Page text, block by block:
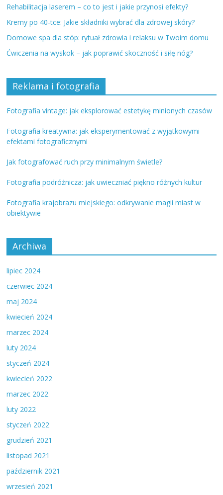
Rehabilitacja laserem – co to jest i jakie przynosi efekty?
Kremy po 40-tce: Jakie składniki wybrać dla zdrowej skóry?
Domowe spa dla stóp: rytuał zdrowia i relaksu w Twoim domu
Ćwiczenia na wyskok – jak poprawić skoczność i siłę nóg?
Reklama i fotografia
Fotografia vintage: jak eksplorować estetykę minionych czasów
Fotografia kreatywna: jak eksperymentować z wyjątkowymi
efektami fotograficznymi
Jak fotografować ruch przy minimalnym świetle?
Fotografia podróżnicza: jak uwieczniać piękno różnych kultur
Fotografia krajobrazu miejskiego: odkrywanie magii miast w
obiektywie
Archiwa
lipiec 2024
czerwiec 2024
maj 2024
kwiecień 2024
marzec 2024
luty 2024
styczeń 2024
kwiecień 2022
marzec 2022
luty 2022
styczeń 2022
grudzień 2021
listopad 2021
październik 2021
wrzesień 2021